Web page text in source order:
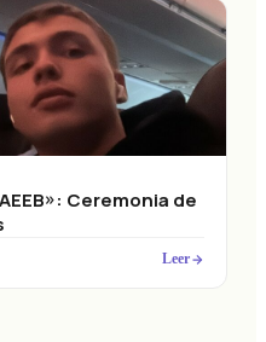
Ceremonia de
Leer